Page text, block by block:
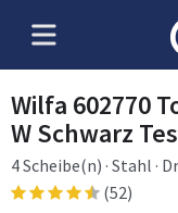
Wilfa 602770
W Schwarz
4 Scheibe(n) · Stahl ·
(52)